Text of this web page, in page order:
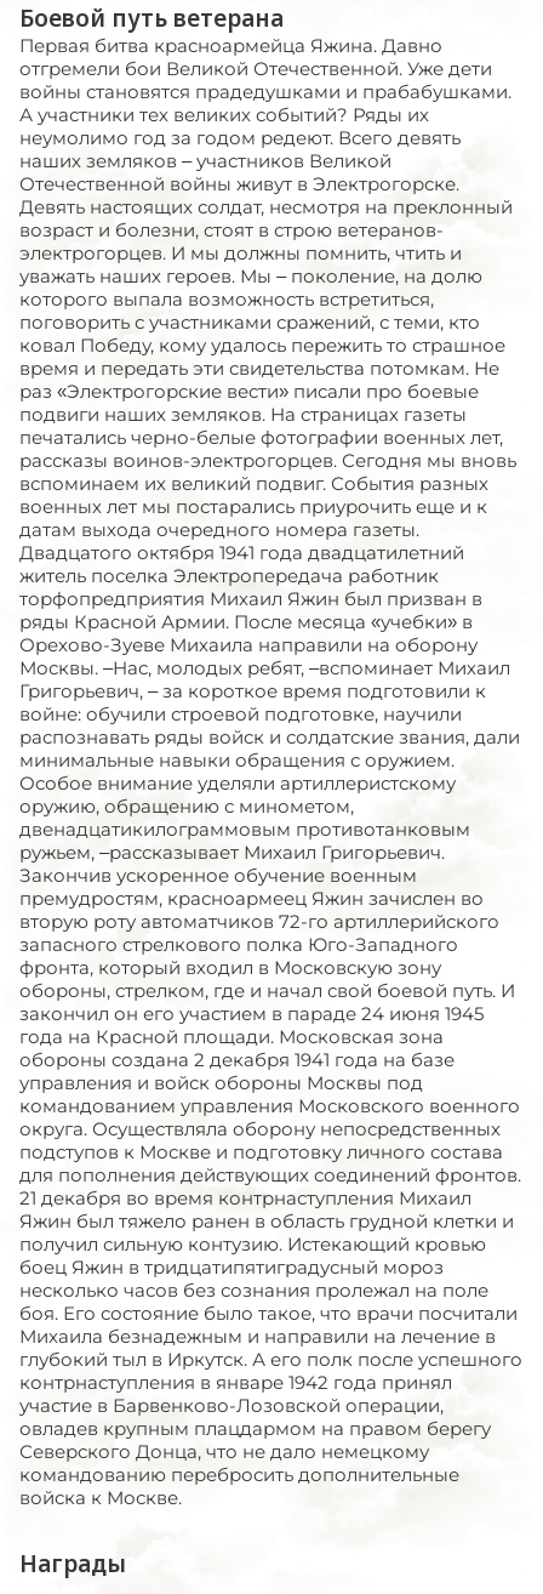
Боевой путь ветерана
Первая битва красноармейца Яжина. Давно
отгремели бои Великой Отечественной. Уже дети
войны становятся прадедушками и прабабушками.
А участники тех великих событий? Ряды их
неумолимо год за годом редеют. Всего девять
наших земляков – участников Великой
Отечественной войны живут в Электрогорске.
Девять настоящих солдат, несмотря на преклонный
возраст и болезни, стоят в строю ветеранов-
электрогорцев. И мы должны помнить, чтить и
уважать наших героев. Мы – поколение, на долю
которого выпала возможность встретиться,
поговорить с участниками сражений, с теми, кто
ковал Победу, кому удалось пережить то страшное
время и передать эти свидетельства потомкам. Не
раз «Электрогорские вести» писали про боевые
подвиги наших земляков. На страницах газеты
печатались черно-белые фотографии военных лет,
рассказы воинов-электрогорцев. Сегодня мы вновь
вспоминаем их великий подвиг. События разных
военных лет мы постарались приурочить еще и к
датам выхода очередного номера газеты.
Двадцатого октября 1941 года двадцатилетний
житель поселка Электропередача работник
торфопредприятия Михаил Яжин был призван в
ряды Красной Армии. После месяца «учебки» в
Орехово-Зуеве Михаила направили на оборону
Москвы. –Нас, молодых ребят, –вспоминает Михаил
Григорьевич, – за короткое время подготовили к
войне: обучили строевой подготовке, научили
распознавать ряды войск и солдатские звания, дали
минимальные навыки обращения с оружием.
Особое внимание уделяли артиллеристскому
оружию, обращению с минометом,
двенадцатикилограммовым противотанковым
ружьем, –рассказывает Михаил Григорьевич.
Закончив ускоренное обучение военным
премудростям, красноармеец Яжин зачислен во
вторую роту автоматчиков 72-го артиллерийского
запасного стрелкового полка Юго-Западного
фронта, который входил в Московскую зону
обороны, стрелком, где и начал свой боевой путь. И
закончил он его участием в параде 24 июня 1945
года на Красной площади. Московская зона
обороны создана 2 декабря 1941 года на базе
управления и войск обороны Москвы под
командованием управления Московского военного
округа. Осуществляла оборону непосредственных
подступов к Москве и подготовку личного состава
для пополнения действующих соединений фронтов.
21 декабря во время контрнаступления Михаил
Яжин был тяжело ранен в область грудной клетки и
получил сильную контузию. Истекающий кровью
боец Яжин в тридцатипятиградусный мороз
несколько часов без сознания пролежал на поле
боя. Его состояние было такое, что врачи посчитали
Михаила безнадежным и направили на лечение в
глубокий тыл в Иркутск. А его полк после успешного
контрнаступления в январе 1942 года принял
участие в Барвенково-Лозовской операции,
овладев крупным плацдармом на правом берегу
Северского Донца, что не дало немецкому
командованию перебросить дополнительные
войска к Москве.
Награды